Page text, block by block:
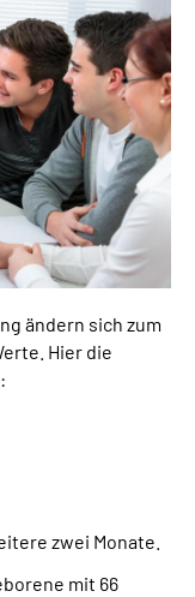
ändern sich zum
Hier die
zwei Monate.
mit 66